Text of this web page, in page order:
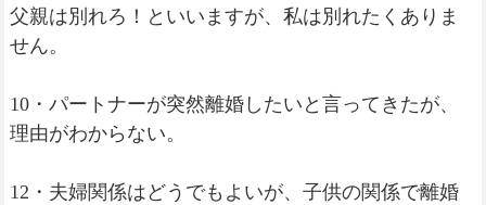
父親は別れろ！といいますが、私は別れたくありま
せん。
10・パートナーが突然離婚したいと言ってきたが、
理由がわからない。
12・夫婦関係はどうでもよいが、子供の関係で離婚